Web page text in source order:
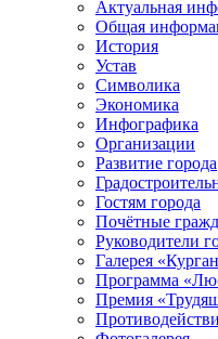
Актуальная
Общая
История
Устав
Символика
Экономика
Инфографика
Организации
Развитие города
Гостям города
Почётные
Руководители
Галерея
Программа
Премия